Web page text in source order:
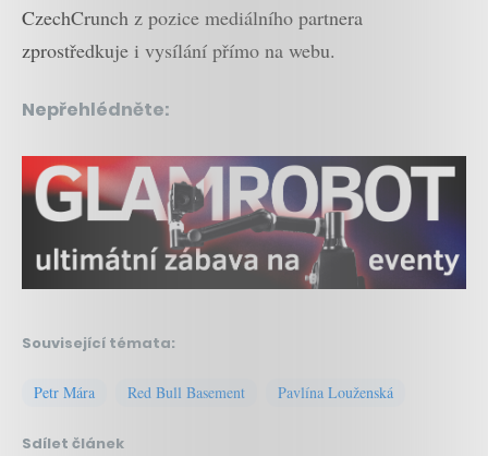
CzechCrunch z pozice mediálního partnera
zprostředkuje i vysílání přímo na webu.
Nepřehlédněte:
Související témata:
Petr Mára Red Bull Basement Pavlína Louženská
Sdílet článek